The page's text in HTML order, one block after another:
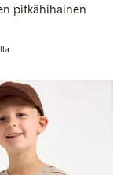
pitkähihainen